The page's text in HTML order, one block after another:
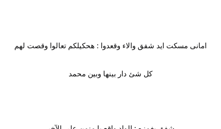
امانى مسكت ايد شفق والاء وقعدوا : هحكيلكم تعالوا وقصت لهم
كل شئ دار بينها وبين محمد